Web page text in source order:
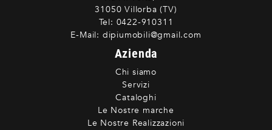
31050 Villorba (TV)
Tel: 0422-910311
E-Mail: dipiumobili@gmail.com
Azienda
Chi siamo
Servizi
Cataloghi
Le Nostre marche
Le Nostre Realizzazioni